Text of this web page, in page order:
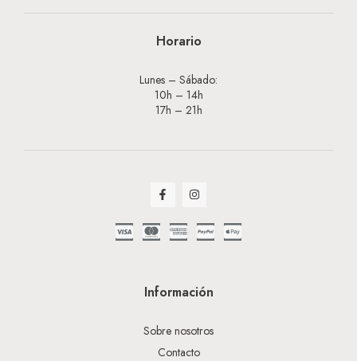
Horario
Lunes – Sábado:
10h – 14h
17h – 21h
Información
Sobre nosotros
Contacto